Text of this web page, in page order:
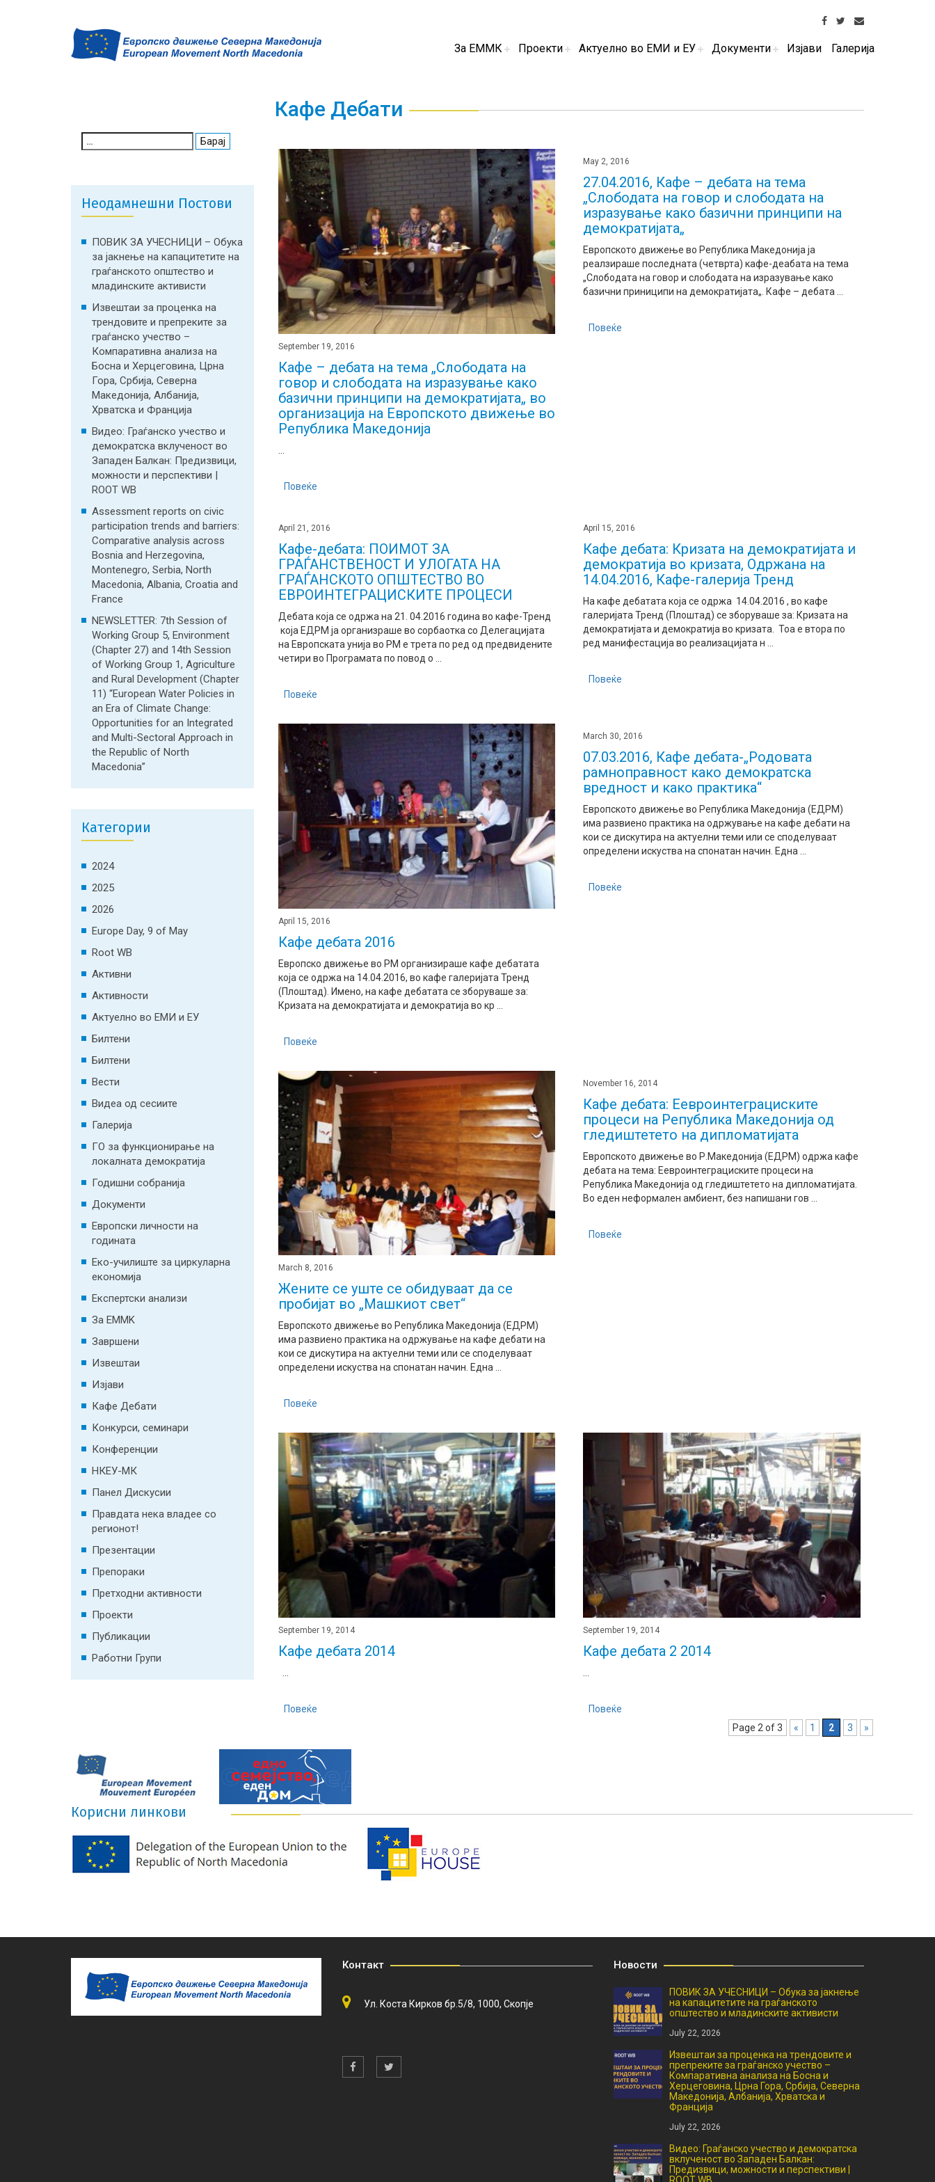
За ЕММК Проекти Актуелно во ЕМИ и ЕУ Документи Изјави Галерија
for:
Неодамнешни Постови
ПОВИК ЗА УЧЕСНИЦИ – Обука
за јакнење на капацитетите на
граѓанското општество и
младинските активисти
Извештаи за проценка на
трендовите и препреките за
граѓанско учество –
Компаративна анализа на
Босна и Херцеговина, Црна
Гора, Србија, Северна
Македонија, Албанија,
Хрватска и Франција
Видео: Граѓанско учество и
демократска вклученост во
Западен Балкан: Предизвици,
можности и перспективи |
ROOT WB
Assessment reports on civic
participation trends and barriers:
Comparative analysis across
Bosnia and Herzegovina,
Montenegro, Serbia, North
Macedonia, Albania, Croatia and
France
NEWSLETTER: 7th Session of
Working Group 5, Environment
(Chapter 27) and 14th Session
of Working Group 1, Agriculture
and Rural Development (Chapter
11) “European Water Policies in
an Era of Climate Change:
Opportunities for an Integrated
and Multi-Sectoral Approach in
the Republic of North
Macedonia”
Категории
2024
2025
2026
Europe Day, 9 of May
Root WB
Активни
Активности
Актуелно во ЕМИ и ЕУ
Билтени
Билтени
Вести
Видеа од сесиите
Галерија
ГО за функционирање на
локалната демократија
Годишни собранија
Документи
Европски личности на
годината
Еко-училиште за циркуларна
економија
Експертски анализи
За EMMK
Завршени
Извештаи
Изјави
Кафе Дебати
Конкурси, семинари
Конференции
НКЕУ-МК
Панел Дискусии
Правдата нека владее со
регионот!
Презентации
Препораки
Претходни активности
Проекти
Публикации
Работни Групи
Кафе Дебати
September 19, 2016
Кафе – дебата на тема „Слободата на
говор и слободата на изразување како
базични принципи на демократијата„ во
организација на Европското движење во
Република Македонија
Повеќе
May 2, 2016
27.04.2016, Кафе – дебата на тема
„Слободата на говор и слободата на
изразување како базични принципи на
демократијата„
Европското движење во Република Македонија ја
реалзираше последната (четврта) кафе-деабата на тема
„Слободата на говор и слободата на изразување како
базични приниципи на демократијата„. Кафе – дебата ...
Повеќе
April 21, 2016
Кафе-дебата: ПОИМОТ ЗА
ГРАЃАНСТВЕНОСТ И УЛОГАТА НА
ГРАЃАНСКОТО ОПШТЕСТВО ВО
ЕВРОИНТЕГРАЦИСКИТЕ ПРОЦЕСИ
Дебата која се одржа на 21. 04.2016 година во кафе-Тренд
која ЕДРМ ја организраше во сорбаотка со Делегацијата
на Европската унија во РМ е трета по ред од предвидените
четири во Програмата по повод о ...
Повеќе
April 15, 2016
Кафе дебата: Кризата на демократијата и
демократија во кризата, Одржана на
14.04.2016, Кафе-галерија Тренд
На кафе дебатата која се одржа 14.04.2016 , во кафе
галеријата Тренд (Плоштад) се зборуваше за: Кризата на
демократијата и демократија во кризата. Тоа е втора по
ред манифестација во реализацијата н ...
Повеќе
April 15, 2016
Кафе дебата 2016
Европско движење во РМ организираше кафе дебатата
која се одржа на 14.04.2016, во кафе галеријата Тренд
(Плоштад). Имено, на кафе дебатата се зборуваше за:
Кризата на демократијата и демократија во кр ...
Повеќе
March 30, 2016
07.03.2016, Кафе дебата-„Родовата
рамноправност како демократска
вредност и како практика“
Европското движење во Република Македонија (ЕДРМ)
има развиено практика на одржување на кафе дебати на
кои се дискутира на актуелни теми или се споделуваат
определени искуства на спонатан начин. Една ...
Повеќе
March 8, 2016
Жените се уште се обидуваат да се
пробијат во „Машкиот свет“
Европското движење во Република Македонија (ЕДРМ)
има развиено практика на одржување на кафе дебати на
кои се дискутира на актуелни теми или се споделуваат
определени искуства на спонатан начин. Една ...
Повеќе
November 16, 2014
Кафе дебата: Еевроинтеграциските
процеси на Република Македонија од
гледиштетето на дипломатијата
Европското движење во Р.Македонија (ЕДРМ) одржа кафе
дебата на тема: Еевроинтеграциските процеси на
Република Македонија од гледиштетето на дипломатијата.
Во еден неформален амбиент, без напишани гов ...
Повеќе
September 19, 2014
Кафе дебата 2014
...
Повеќе
September 19, 2014
Кафе дебата 2 2014
...
Повеќе
Page 2 of 3
« 1 2 3 »
Корисни линкови
Контакт
Ул. Коста Кирков бр.5/8, 1000, Скопје
Новости
ПОВИК ЗА УЧЕСНИЦИ – Обука за јакнење
на капацитетите на граѓанското
општество и младинските активисти
July 22, 2026
Извештаи за проценка на трендовите и
препреките за граѓанско учество –
Компаративна анализа на Босна и
Херцеговина, Црна Гора, Србија, Северна
Македонија, Албанија, Хрватска и
Франција
July 22, 2026
Видео: Граѓанско учество и демократска
вклученост во Западен Балкан:
Предизвици, можности и перспективи |